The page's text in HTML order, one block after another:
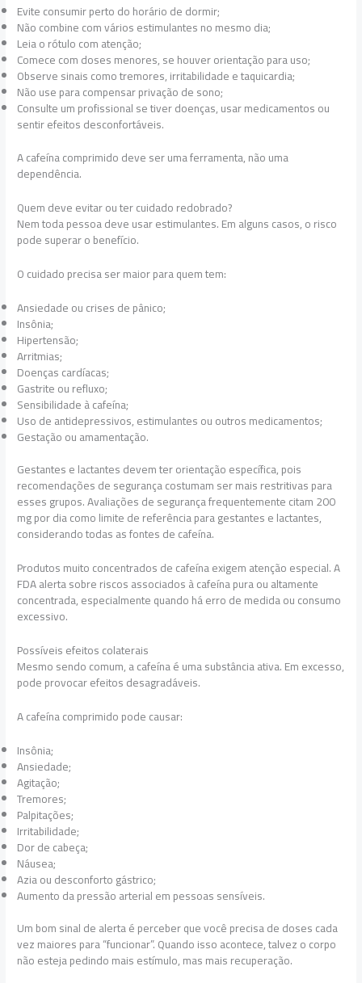
Evite consumir perto do horário de dormir;
Não combine com vários estimulantes no mesmo dia;
Leia o rótulo com atenção;
Comece com doses menores, se houver orientação para uso;
Observe sinais como tremores, irritabilidade e taquicardia;
Não use para compensar privação de sono;
Consulte um profissional se tiver doenças, usar medicamentos ou
sentir efeitos desconfortáveis.
A cafeína comprimido deve ser uma ferramenta, não uma
dependência.
Quem deve evitar ou ter cuidado redobrado?
Nem toda pessoa deve usar estimulantes. Em alguns casos, o risco
pode superar o benefício.
O cuidado precisa ser maior para quem tem:
Ansiedade ou crises de pânico;
Insônia;
Hipertensão;
Arritmias;
Doenças cardíacas;
Gastrite ou refluxo;
Sensibilidade à cafeína;
Uso de antidepressivos, estimulantes ou outros medicamentos;
Gestação ou amamentação.
Gestantes e lactantes devem ter orientação específica, pois
recomendações de segurança costumam ser mais restritivas para
esses grupos. Avaliações de segurança frequentemente citam 200
mg por dia como limite de referência para gestantes e lactantes,
considerando todas as fontes de cafeína.
Produtos muito concentrados de cafeína exigem atenção especial. A
FDA alerta sobre riscos associados à cafeína pura ou altamente
concentrada, especialmente quando há erro de medida ou consumo
excessivo.
Possíveis efeitos colaterais
Mesmo sendo comum, a cafeína é uma substância ativa. Em excesso,
pode provocar efeitos desagradáveis.
A cafeína comprimido pode causar:
Insônia;
Ansiedade;
Agitação;
Tremores;
Palpitações;
Irritabilidade;
Dor de cabeça;
Náusea;
Azia ou desconforto gástrico;
Aumento da pressão arterial em pessoas sensíveis.
Um bom sinal de alerta é perceber que você precisa de doses cada
vez maiores para “funcionar”. Quando isso acontece, talvez o corpo
não esteja pedindo mais estímulo, mas mais recuperação.